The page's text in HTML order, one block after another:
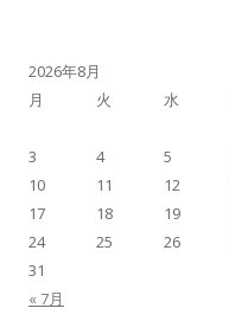
2026年8月
月
火 水
« 7月
3
4 5
10
11 12
17
18 19
24
25 26
31